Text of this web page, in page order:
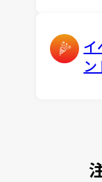
イ
ン